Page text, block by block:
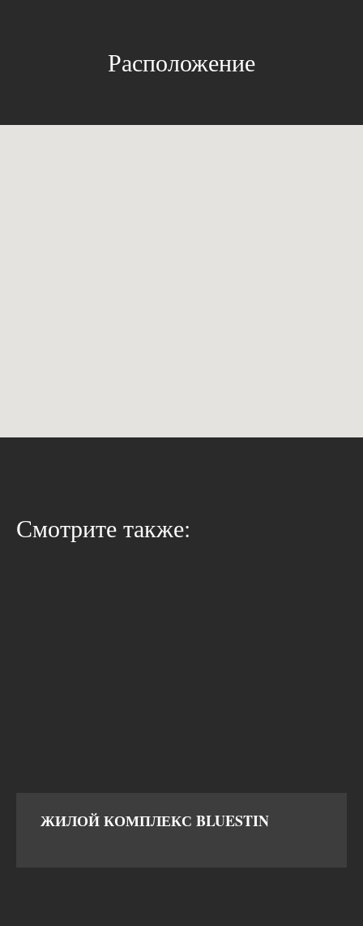
Расположение
Смотрите также:
ЖИЛОЙ КОМПЛЕКС BLUESTIN